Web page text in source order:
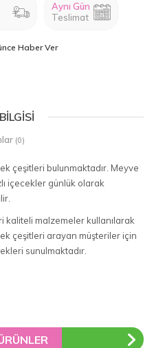
Aynı Gün
Teslimat
Haber Ver
(0)
çeşitleri bulunmaktadır. Meyve
içecekler günlük olarak
kaliteli malzemeler kullanılarak
çeşitleri arayan müşteriler için
sunulmaktadır.